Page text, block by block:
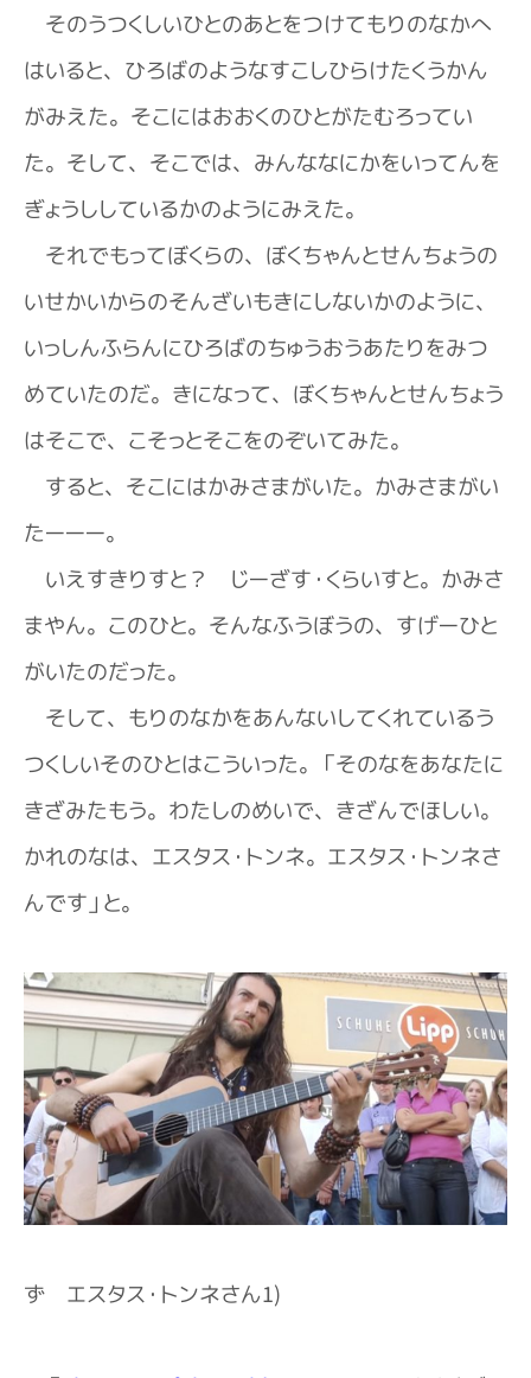
そのうつくしいひとのあとをつけてもりのなかへ
はいると、ひろばのようなすこしひらけたくうかん
がみえた。そこにはおおくのひとがたむろってい
た。そして、そこでは、みんななにかをいってんを
ぎょうししているかのようにみえた。
それでもってぼくらの、ぼくちゃんとせんちょうの
いせかいからのそんざいもきにしないかのように、
いっしんふらんにひろばのちゅうおうあたりをみつ
めていたのだ。きになって、ぼくちゃんとせんちょう
はそこで、こそっとそこをのぞいてみた。
すると、そこにはかみさまがいた。かみさまがい
たーーー。
いえすきりすと？ じーざす・くらいすと。かみさ
まやん。このひと。そんなふうぼうの、すげーひと
がいたのだった。
そして、もりのなかをあんないしてくれているう
つくしいそのひとはこういった。「そのなをあなたに
きざみたもう。わたしのめいで、きざんでほしい。
かれのなは、エスタス・トンネ。エスタス・トンネさ
んです」と。
ず エスタス・トンネさん1)